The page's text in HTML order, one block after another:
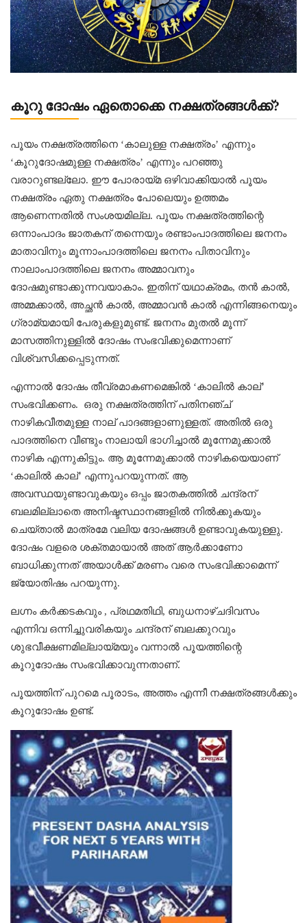
കൂറു ദോഷം ഏതൊക്കെ നക്ഷത്രങ്ങൾക്ക്?
പൂയം നക്ഷത്രത്തിനെ ‘കാലുള്ള നക്ഷത്രം’ എന്നും
‘കൂറുദോഷമുള്ള നക്ഷത്രം’ എന്നും പറഞ്ഞു
വരാറുണ്ടല്ലോ. ഈ പോരായ്മ ഒഴിവാക്കിയാല്‍ പൂയം
നക്ഷത്രം ഏതു നക്ഷത്രം പോലെയും ഉത്തമം
ആണെന്നതില്‍ സംശയമില്ല. പൂയം നക്ഷത്രത്തിന്റെ
ഒന്നാംപാദം ജാതകന് തന്നെയും രണ്ടാംപാദത്തിലെ ജനനം
മാതാവിനും മൂന്നാംപാദത്തിലെ ജനനം പിതാവിനും
നാലാംപാദത്തിലെ ജനനം അമ്മാവനും
ദോഷമുണ്ടാക്കുന്നവയാകാം. ഇതിന് യഥാക്രമം, തന്‍ കാല്‍,
അമ്മക്കാല്‍, അച്ഛന്‍ കാല്‍, അമ്മാവന്‍ കാല്‍ എന്നിങ്ങനെയും
ഗ്രാമ്യമായി പേരുകളുമുണ്ട്. ജനനം മുതല്‍ മൂന്ന്
മാസത്തിനുള്ളില്‍ ദോഷം സംഭവിക്കുമെന്നാണ്
വിശ്വസിക്കപ്പെടുന്നത്.
എന്നാൽ ദോഷം തീവ്രമാകണമെങ്കിൽ ‘കാലില്‍ കാല്’
സംഭവിക്കണം. ഒരു നക്ഷത്രത്തിന് പതിനഞ്ച്
നാഴികവീതമുള്ള നാല് പാദങ്ങളാണുള്ളത്. അതില്‍ ഒരു
പാദത്തിനെ വീണ്ടും നാലായി ഭാഗിച്ചാല്‍ മൂന്നേമുക്കാല്‍
നാഴിക എന്നുകിട്ടും. ആ മൂന്നേമുക്കാല്‍ നാഴികയെയാണ്
‘കാലില്‍ കാല്’ എന്നുപറയുന്നത്. ആ
അവസ്ഥയുണ്ടാവുകയും ഒപ്പം ജാതകത്തിൽ ചന്ദ്രന്
ബലമില്ലാതെ അനിഷ്ടസ്ഥാനങ്ങളില്‍ നില്‍ക്കുകയും
ചെയ്താല്‍ മാത്രമേ വലിയ ദോഷങ്ങള്‍ ഉണ്ടാവുകയുള്ളു.
ദോഷം വളരെ ശക്തമായാല്‍ അത് ആര്‍ക്കാണോ
ബാധിക്കുന്നത് അയാള്‍ക്ക് മരണം വരെ സംഭവിക്കാമെന്ന്
ജ്യോതിഷം പറയുന്നു.
ലഗ്നം കര്‍ക്കടകവും , പ്രഥമതിഥി, ബുധനാഴ്ചദിവസം
എന്നിവ ഒന്നിച്ചുവരികയും ചന്ദ്രന് ബലക്കുറവും
ശുഭവീക്ഷണമില്ലായ്മയും വന്നാല്‍ പൂയത്തിന്റെ
കൂറുദോഷം സംഭവിക്കാവുന്നതാണ്.
പൂയത്തിന് പുറമെ പൂരാടം, അത്തം എന്നീ നക്ഷത്രങ്ങള്‍ക്കും
കൂറുദോഷം ഉണ്ട്.